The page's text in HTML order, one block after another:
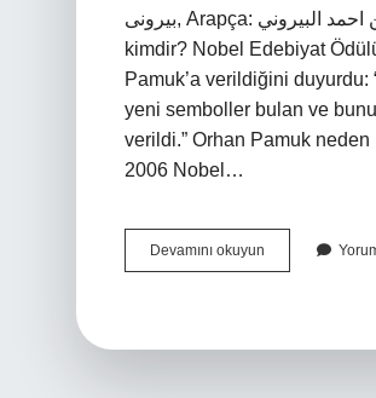
بیرونی, Arapça: ابو الريحان محمد بن احمد البيروني). Nobel Edebiyat Ödülü’nü kazanan ilk Türk yazarımız
kimdir? Nobel Edebiyat
Pamuk’a verildiğini
yeni semboller bulan ve
verildi.” Orhan Pamuk neden
2006 Nobel…
Devamını okuyun
Ödülü